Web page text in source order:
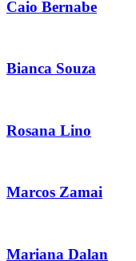
Caio Bernabe
Bianca Souza
Rosana Lino
Marcos Zamai
Mariana Dalan